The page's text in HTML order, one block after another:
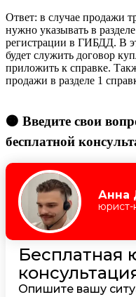
Ответ: в случае продажи
нужно указывать в
регистрации в ГИБДД. В
будет служить договор
приложить к справке.
продажи в разделе 1
🟠 Введите свои
бесплатной